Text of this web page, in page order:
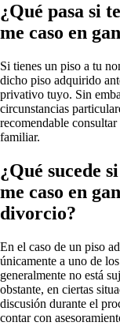
¿Qué pasa si
me caso en
Si tienes un piso a tu
dicho piso adquirido
privativo tuyo. Sin
circunstancias
recomendable
familiar.
¿Qué sucede
me caso en
divorcio?
En el caso de un piso
únicamente a uno de
generalmente no está
obstante, en ciertas
discusión durante el
contar con